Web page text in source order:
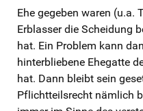
Ehe gegeben waren (u.a.
Erblasser die Scheidung
hat. Ein Problem kann
hinterbliebene Ehegatte
hat. Dann bleibt sein
Pflichtteilsrecht nämlich